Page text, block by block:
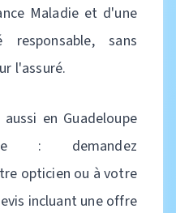
Maladie et d'une
responsable, sans
l'assuré.
en Guadeloupe
: demandez
opticien ou à votre
incluant une offre